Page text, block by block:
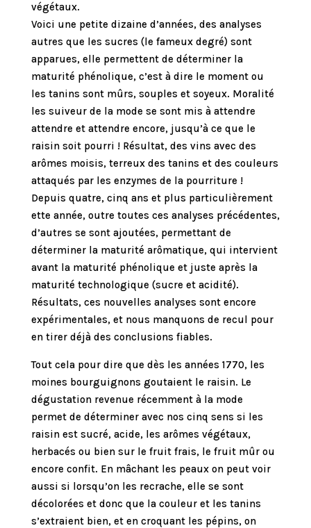
végétaux.
Voici une petite dizaine d’années, des analyses
autres que les sucres (le fameux degré) sont
apparues, elle permettent de déterminer la
maturité phénolique, c’est à dire le moment ou
les tanins sont mûrs, souples et soyeux. Moralité
les suiveur de la mode se sont mis à attendre
attendre et attendre encore, jusqu’à ce que le
raisin soit pourri ! Résultat, des vins avec des
arômes moisis, terreux des tanins et des couleurs
attaqués par les enzymes de la pourriture !
Depuis quatre, cinq ans et plus particulièrement
ette année, outre toutes ces analyses précédentes,
d’autres se sont ajoutées, permettant de
déterminer la maturité arômatique, qui intervient
avant la maturité phénolique et juste après la
maturité technologique (sucre et acidité).
Résultats, ces nouvelles analyses sont encore
expérimentales, et nous manquons de recul pour
en tirer déjà des conclusions fiables.
Tout cela pour dire que dès les années 1770, les
moines bourguignons goutaient le raisin. Le
dégustation revenue récemment à la mode
permet de déterminer avec nos cinq sens si les
raisin est sucré, acide, les arômes végétaux,
herbacés ou bien sur le fruit frais, le fruit mûr ou
encore confit. En mâchant les peaux on peut voir
aussi si lorsqu’on les recrache, elle se sont
décolorées et donc que la couleur et les tanins
s’extraient bien, et en croquant les pépins, on